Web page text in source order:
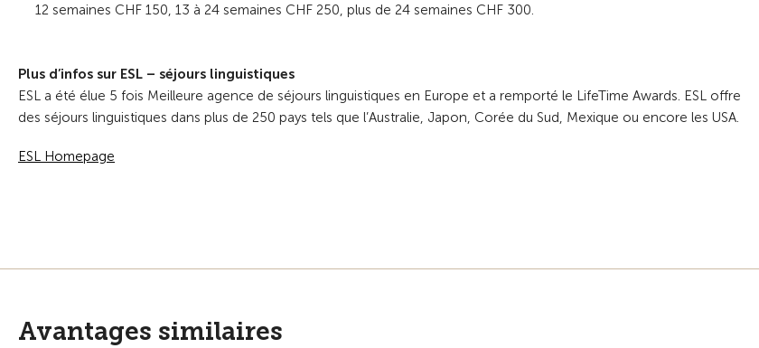
12 semaines CHF 150, 13 à 24 semaines CHF 250, plus de 24 semaines CHF 300.
Plus d’infos sur ESL – séjours linguistiques
ESL a été élue 5 fois Meilleure agence de séjours linguistiques en Europe et a remporté le LifeTime Awards. ESL offre
des séjours linguistiques dans plus de 250 pays tels que l’Australie, Japon, Corée du Sud, Mexique ou encore les USA.
ESL Homepage
Avantages similaires